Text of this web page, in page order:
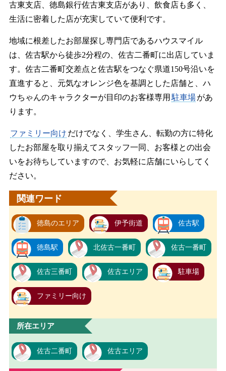
古東支店、徳島銀行佐古東支店があり、飲食店も多く、
生活に密着した店が充実していて便利です。
地域に根差したお部屋探し専門店であるハウスマイル
は、佐古駅から徒歩2分程の、佐古二番町に出店していま
す。佐古二番町交差点と佐古駅をつなぐ県道150号沿いを
直進すると、元気なオレンジ色を基調とした店舗と、ハ
ウちゃんのキャラクターが目印のお客様専用 駐車場があ
ります。
ファミリー向け だけでなく、学生さん、転勤の方に特化
したお部屋を取り揃えてスタッフ一同、お客様との出会
いをお待ちしていますので、お気軽に店舗にいらしてく
ださい。
関連ワード
徳島のエリア 伊予街道 佐古駅
徳島駅 北佐古一番町 佐古一番町
佐古三番町 佐古エリア 駐車場
ファミリー向け
所在エリア
佐古二番町 佐古エリア